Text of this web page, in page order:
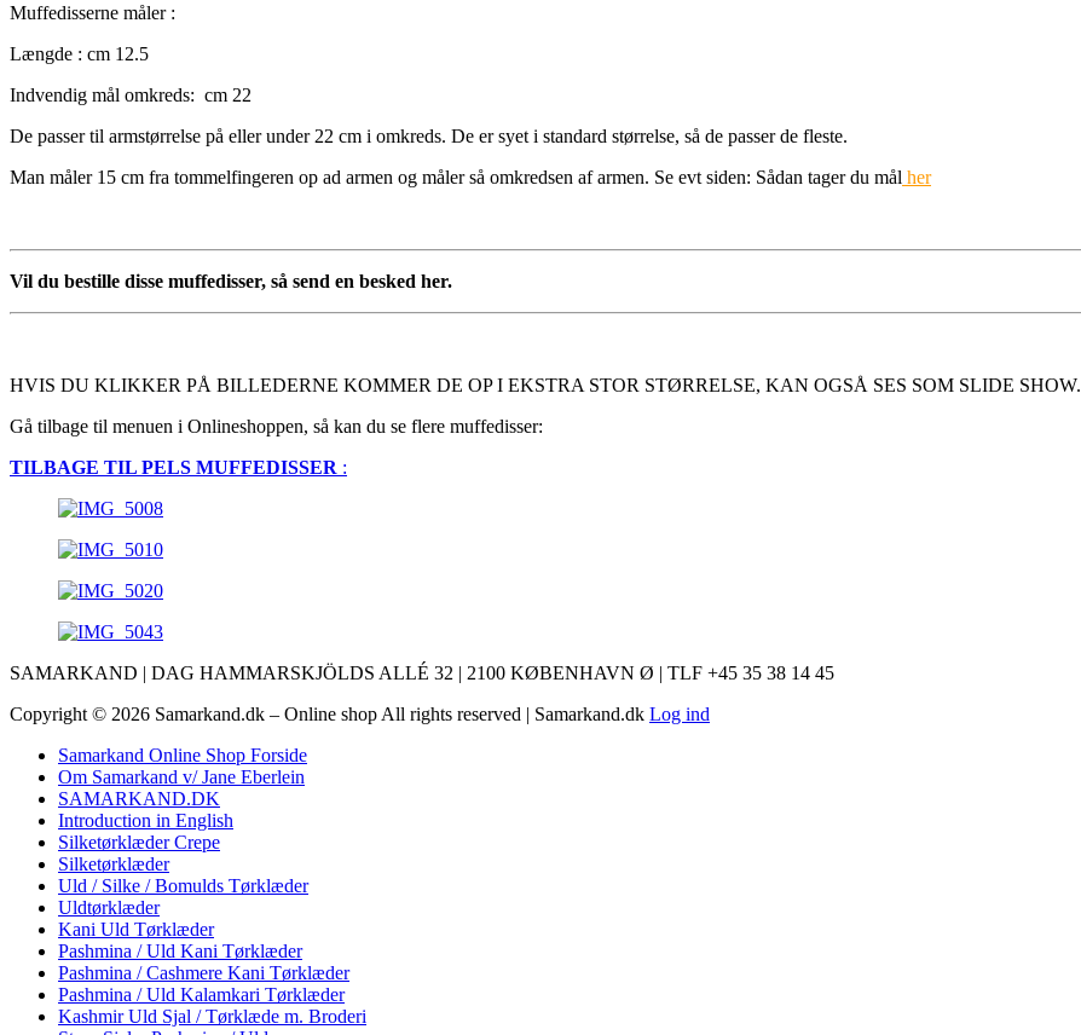
Muffedisserne måler :
Længde : cm 12.5
Indvendig mål omkreds: cm 22
De passer til armstørrelse på eller under 22 cm i omkreds. De er syet i standard størrelse, så de passer de fleste.
Man måler 15 cm fra tommelfingeren op ad armen og måler så omkredsen af armen. Se evt siden: Sådan tager du mål her
Vil du bestille disse muffedisser, så send en besked her.
HVIS DU KLIKKER PÅ BILLEDERNE KOMMER DE OP I EKSTRA STOR STØRRELSE, KAN OGSÅ SES SOM SLIDE SHOW.
Gå tilbage til menuen i Onlineshoppen, så kan du se flere muffedisser:
TILBAGE TIL PELS MUFFEDISSER :
SAMARKAND | DAG HAMMARSKJÖLDS ALLÉ 32 | 2100 KØBENHAVN Ø | TLF +45 35 38 14 45
Copyright © 2026 Samarkand.dk – Online shop All rights reserved | Samarkand.dk Log ind
Samarkand Online Shop Forside
Om Samarkand v/ Jane Eberlein
SAMARKAND.DK
Introduction in English
Silketørklæder Crepe
Silketørklæder
Uld / Silke / Bomulds Tørklæder
Uldtørklæder
Kani Uld Tørklæder
Pashmina / Uld Kani Tørklæder
Pashmina / Cashmere Kani Tørklæder
Pashmina / Uld Kalamkari Tørklæder
Kashmir Uld Sjal / Tørklæde m. Broderi